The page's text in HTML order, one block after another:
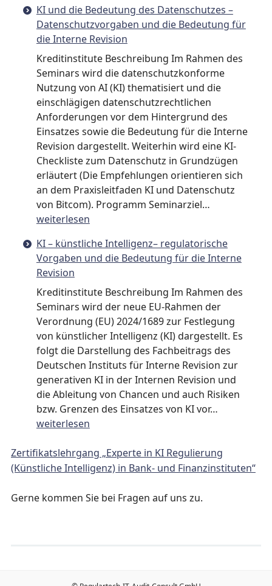
KI
Schnittmengen
und
Umsetzungsbeispiele
KI und die Bedeutung des Datenschutzes –
Datenschutzvorgaben und die Bedeutung für
die Interne Revision
Kreditinstitute Beschreibung Im Rahmen des
Seminars wird die datenschutzkonforme
Nutzung von AI (KI) thematisiert und die
einschlägigen datenschutzrechtlichen
Anforderungen vor dem Hintergrund des
Einsatzes sowie die Bedeutung für die Interne
Revision dargestellt. Weiterhin wird eine KI-
Checkliste zum Datenschutz in Grundzügen
erläutert (Die Empfehlungen orientieren sich
an dem Praxisleitfaden KI und Datenschutz
von Bitcom). Programm Seminarziel…
Bedeutung
des
–
und
die
Bedeutung
für
die
Interne
Revision
weiterlesen
KI – künstliche Intelligenz– regulatorische
Vorgaben und die Bedeutung für die Interne
Revision
Kreditinstitute Beschreibung Im Rahmen des
Seminars wird der neue EU-Rahmen der
Verordnung (EU) 2024/1689 zur Festlegung
von künstlicher Intelligenz (KI) dargestellt. Es
folgt die Darstellung des Fachbeitrags des
Deutschen Instituts für Interne Revision zur
generativen KI in der Internen Revision und
die Ableitung von Chancen und auch Risiken
bzw. Grenzen des Einsatzes von KI vor…
Intelligenz–
weiterlesen
Zertifikatslehrgang „Experte in KI Regulierung
(Künstliche Intelligenz) in Bank- und Finanzinstituten“
Gerne kommen Sie bei Fragen auf uns zu.